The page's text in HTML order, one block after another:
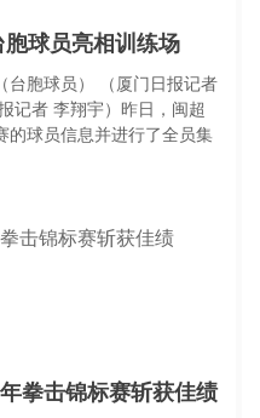
球员亮相训练场
台胞球员） （厦门日报记者
记者 李翔宇）昨日，闽超
的球员信息并进行了全员集
拳击锦标赛斩获佳绩